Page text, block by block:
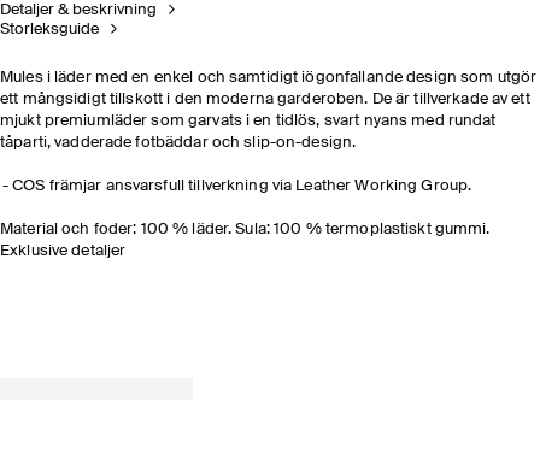
Detaljer & beskrivning
Storleksguide
Mules i läder med en enkel och samtidigt iögonfallande design som utgör
ett mångsidigt tillskott i den moderna garderoben. De är tillverkade av ett
mjukt premiumläder som garvats i en tidlös, svart nyans med rundat
tåparti, vadderade fotbäddar och slip-on-design.
COS främjar ansvarsfull tillverkning via Leather Working Group.
Material och foder: 100 % läder. Sula: 100 % termoplastiskt gummi.
Exklusive detaljer